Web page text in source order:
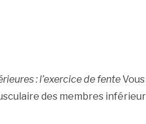
: l’exercice de fenteVous
des membres